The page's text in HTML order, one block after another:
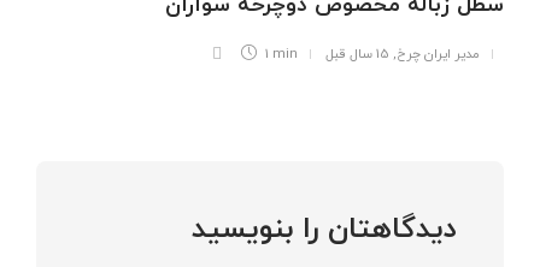
مدیر ایران چرخ, 15 سال قبل 1 min
دیدگاهتان را بنویسید